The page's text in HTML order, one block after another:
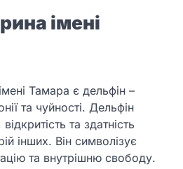
імені
Тамара є дельфін –
та чуйності. Дельфін
та здатність
інших. Він символізує
та внутрішню свободу.